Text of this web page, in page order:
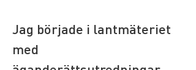
Jag började i lantmäteriet
med